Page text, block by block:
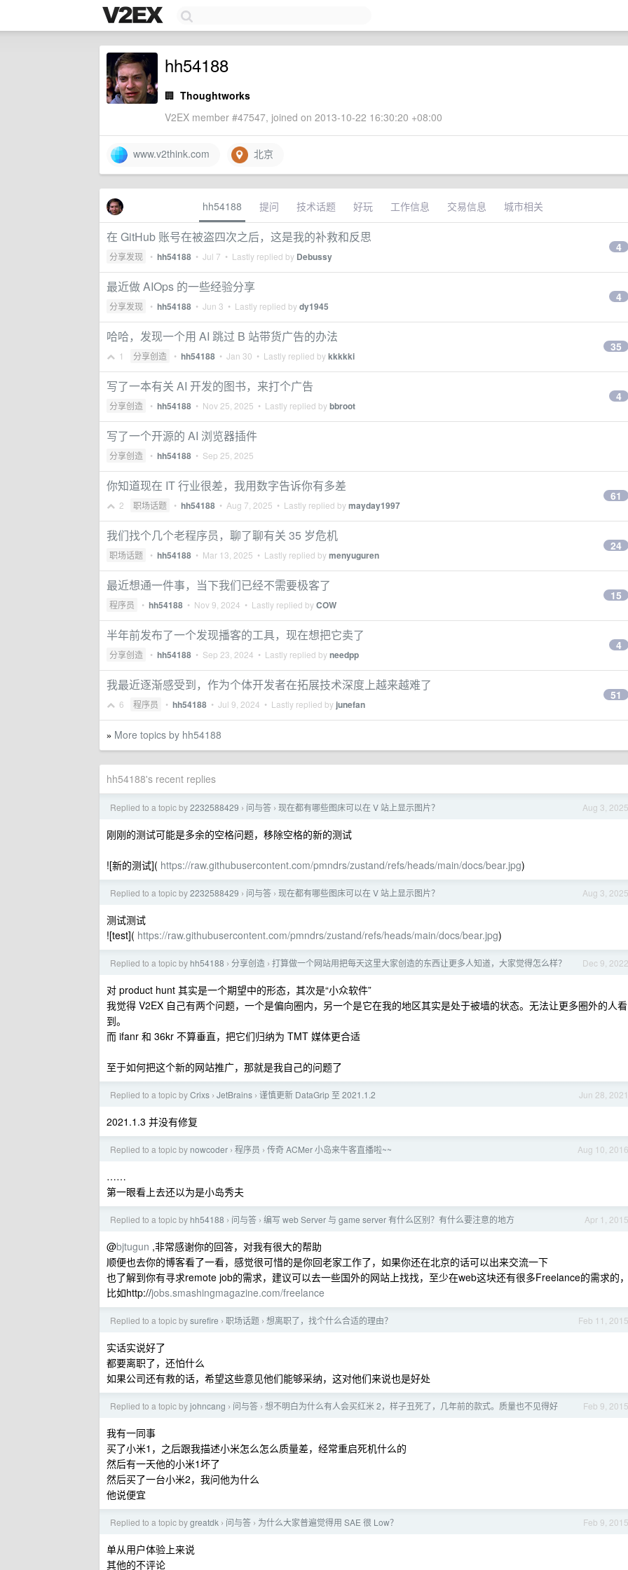
hh54188
🏢 Thoughtworks
V2EX member #47547, joined on 2013-10-22 16:30:20 +08:00
www.v2think.com 北京
hh54188 提问 技术话题 好玩 工作信息 交易信息 城市相关
在 GitHub 账号在被盗四次之后，这是我的补救和反思
分享发现 • hh54188 • Jul 7 • Lastly replied by Debussy
4
最近做 AIOps 的一些经验分享
分享发现 • hh54188 • Jun 3 • Lastly replied bydy1945
4
哈哈，发现一个用 AI 跳过 B 站带货广告的办法
1 分享创造 • hh54188 • Jan 30 • Lastly replied bykkkkki
35
写了一本有关 AI 开发的图书，来打个广告
分享创造 • hh54188 • Nov 25, 2025 • Lastly replied bybbroot
4
写了一个开源的 AI 浏览器插件
分享创造 • hh54188 • Sep 25, 2025
你知道现在 IT 行业很差，我用数字告诉你有多差
2 职场话题 • hh54188 • Aug 7, 2025 • Lastly replied bymayday1997
61
我们找个几个老程序员，聊了聊有关 35 岁危机
职场话题 • hh54188 • Mar 13, 2025 • Lastly replied bymenyuguren
24
最近想通一件事，当下我们已经不需要极客了
程序员 • hh54188 • Nov 9, 2024 • Lastly replied byCOW
15
半年前发布了一个发现播客的工具，现在想把它卖了
分享创造 • hh54188 • Sep 23, 2024 • Lastly replied byneedpp
4
我最近逐渐感受到，作为个体开发者在拓展技术深度上越来越难了
6 程序员 • hh54188 • Jul 9, 2024 • Lastly replied by junefan
51
» More topics by hh54188
hh54188's recent replies
Aug 3, 2025
Replied to a topic by2232588429 › 问与答 › 现在都有哪些图床可以在 V 站上显示图片？
刚刚的测试可能是多余的空格问题，移除空格的新的测试
![新的测试]( https://raw.githubusercontent.com/pmndrs/zustand/refs/heads/main/docs/bear.jpg)
Aug 3, 2025
Replied to a topic by2232588429 › 问与答 › 现在都有哪些图床可以在 V 站上显示图片？
测试测试
![test]( https://raw.githubusercontent.com/pmndrs/zustand/refs/heads/main/docs/bear.jpg)
Dec 9, 2022
Replied to a topic by hh54188 › 分享创造 › 打算做一个网站用把每天这里大家创造的东西让更多人知道，大家觉得怎么样？
对 product hunt 其实是一个期望中的形态，其次是“小众软件”
我觉得 V2EX 自己有两个问题，一个是偏向圈内，另一个是它在我的地区其实是处于被墙的状态。无法让更多圈外的人看
到。
而 ifanr 和 36kr 不算垂直，把它们归纳为 TMT 媒体更合适
至于如何把这个新的网站推广，那就是我自己的问题了
Jun 28, 2021
Replied to a topic byCrixs › JetBrains › 谨慎更新 DataGrip 至 2021.1.2
2021.1.3 并没有修复
Aug 10, 2016
Replied to a topic by nowcoder › 程序员 › 传奇 ACMer 小岛来牛客直播啦~~
……
第一眼看上去还以为是小岛秀夫
Apr 1, 2015
Replied to a topic by hh54188 › 问与答 › 编写 web Server 与 game server 有什么区别？有什么要注意的地方
@bjtugun ,非常感谢你的回答，对我有很大的帮助
顺便也去你的博客看了一看，感觉很可惜的是你回老家工作了，如果你还在北京的话可以出来交流一下
也了解到你有寻求remote job的需求，建议可以去一些国外的网站上找找，至少在web这块还有很多Freelance的需求的
比如http://jobs.smashingmagazine.com/freelance
Feb 11, 2015
Replied to a topic bysurefire › 职场话题 › 想离职了，找个什么合适的理由？
实话实说好了
都要离职了，还怕什么
如果公司还有救的话，希望这些意见他们能够采纳，这对他们来说也是好处
Feb 9, 2015
Replied to a topic byjohncang › 问与答 › 想不明白为什么有人会买红米 2，样子丑死了，几年前的款式。质量也不见得好
我有一同事
买了小米1，之后跟我描述小米怎么怎么质量差，经常重启死机什么的
然后有一天他的小米1坏了
然后买了一台小米2，我问他为什么
他说便宜
Feb 9, 2015
Replied to a topic bygreatdk › 问与答 › 为什么大家普遍觉得用 SAE 很 Low？
单从用户体验上来说
其他的不评论